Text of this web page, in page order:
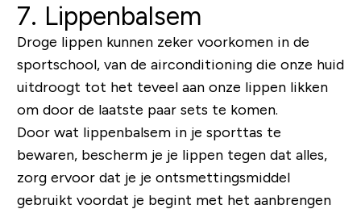
7. Lippenbalsem
Droge lippen kunnen zeker voorkomen in de
sportschool, van de airconditioning die onze huid
uitdroogt tot het teveel aan onze lippen likken
om door de laatste paar sets te komen.
Door wat lippenbalsem in je sporttas te
bewaren, bescherm je je lippen tegen dat alles,
zorg ervoor dat je je ontsmettingsmiddel
gebruikt voordat je begint met het aanbrengen